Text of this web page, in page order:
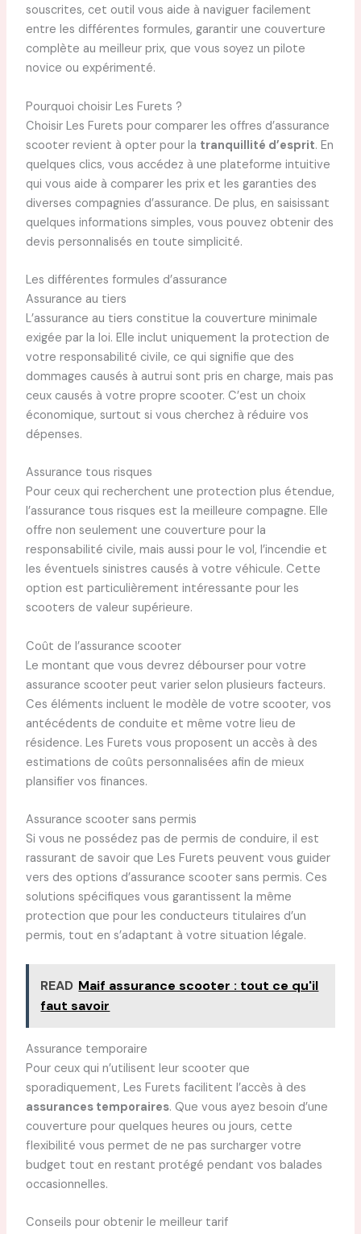
souscrites, cet outil vous aide à naviguer facilement
entre les différentes formules, garantir une couverture
complète au meilleur prix, que vous soyez un pilote
novice ou expérimenté.
Pourquoi choisir Les Furets ?
Choisir Les Furets pour comparer les offres d’assurance
scooter revient à opter pour la tranquillité d’esprit. En
quelques clics, vous accédez à une plateforme intuitive
qui vous aide à comparer les prix et les garanties des
diverses compagnies d’assurance. De plus, en saisissant
quelques informations simples, vous pouvez obtenir des
devis personnalisés en toute simplicité.
Les différentes formules d’assurance
Assurance au tiers
L’assurance au tiers constitue la couverture minimale
exigée par la loi. Elle inclut uniquement la protection de
votre responsabilité civile, ce qui signifie que des
dommages causés à autrui sont pris en charge, mais pas
ceux causés à votre propre scooter. C’est un choix
économique, surtout si vous cherchez à réduire vos
dépenses.
Assurance tous risques
Pour ceux qui recherchent une protection plus étendue,
l’assurance tous risques est la meilleure compagne. Elle
offre non seulement une couverture pour la
responsabilité civile, mais aussi pour le vol, l’incendie et
les éventuels sinistres causés à votre véhicule. Cette
option est particulièrement intéressante pour les
scooters de valeur supérieure.
Coût de l’assurance scooter
Le montant que vous devrez débourser pour votre
assurance scooter peut varier selon plusieurs facteurs.
Ces éléments incluent le modèle de votre scooter, vos
antécédents de conduite et même votre lieu de
résidence. Les Furets vous proposent un accès à des
estimations de coûts personnalisées afin de mieux
plansifier vos finances.
Assurance scooter sans permis
Si vous ne possédez pas de permis de conduire, il est
rassurant de savoir que Les Furets peuvent vous guider
vers des options d’assurance scooter sans permis. Ces
solutions spécifiques vous garantissent la même
protection que pour les conducteurs titulaires d’un
permis, tout en s’adaptant à votre situation légale.
READ Maif assurance scooter : tout ce qu'il
faut savoir
Assurance temporaire
Pour ceux qui n’utilisent leur scooter que
sporadiquement, Les Furets facilitent l’accès à des
assurances temporaires. Que vous ayez besoin d’une
couverture pour quelques heures ou jours, cette
flexibilité vous permet de ne pas surcharger votre
budget tout en restant protégé pendant vos balades
occasionnelles.
Conseils pour obtenir le meilleur tarif